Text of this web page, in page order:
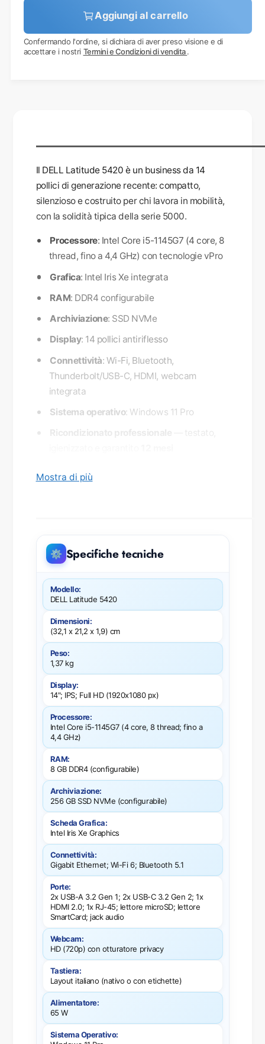
Aggiungi al carrello
Confermando l'ordine, si dichiara di aver preso visione e di
accettare i nostri Termini e Condizioni di vendita.
Il DELL Latitude 5420 è un business da 14
pollici di generazione recente: compatto,
silenzioso e costruito per chi lavora in mobilità,
con la solidità tipica della serie 5000.
Processore: Intel Core i5-1145G7 (4 core, 8
thread, fino a 4,4 GHz) con tecnologie vPro
Grafica: Intel Iris Xe integrata
RAM: DDR4 configurabile
Archiviazione: SSD NVMe
Display: 14 pollici antiriflesso
Connettività: Wi-Fi, Bluetooth,
Thunderbolt/USB-C, HDMI, webcam
integrata
Sistema operativo: Windows 11 Pro
Un 11ª generazione pronto per anni di
Mostra di più
⚙️ Specifiche tecniche
Modello:
DELL Latitude 5420
Dimensioni:
(32,1 x 21,2 x 1,9) cm
Peso:
1,37 kg
Display:
14"; IPS; Full HD (1920x1080 px)
Processore:
Intel Core i5-1145G7 (4 core, 8 thread; fino a
4,4 GHz)
RAM:
8 GB DDR4 (configurabile)
Archiviazione:
256 GB SSD NVMe (configurabile)
Scheda Grafica:
Intel Iris Xe Graphics
Connettività:
Gigabit Ethernet; Wi-Fi 6; Bluetooth 5.1
Porte:
2x USB-A 3.2 Gen 1; 2x USB-C 3.2 Gen 2; 1x
HDMI 2.0; 1x RJ-45; lettore microSD; lettore
SmartCard; jack audio
Webcam:
HD (720p) con otturatore privacy
Tastiera:
Layout italiano (nativo o con etichette)
Alimentatore:
65 W
Sistema Operativo: